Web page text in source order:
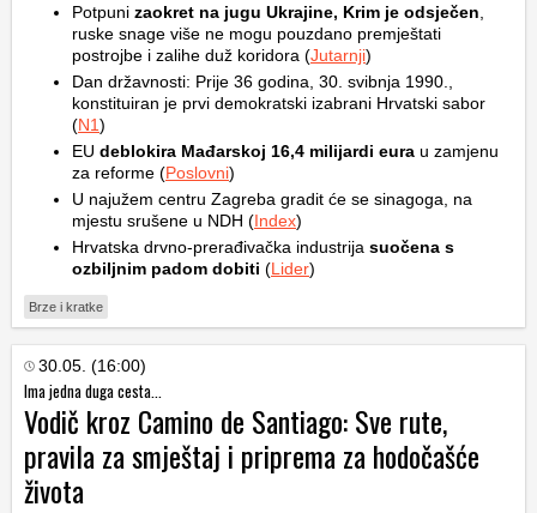
Potpuni zaokret na jugu Ukrajine, Krim je odsječen
ruske snage više ne mogu pouzdano premještati
postrojbe i zalihe duž koridora (Jutarnji)
Dan državnosti: Prije 36 godina, 30. svibnja 1990.,
konstituiran je prvi demokratski izabrani Hrvatski sabor
(N1)
EU deblokira Mađarskoj 16,4 milijardi eura u zamjenu
za reforme (Poslovni)
U najužem centru Zagreba gradit će se sinagoga, na
mjestu srušene u NDH (Index)
Hrvatska drvno-prerađivačka industrija suočena s
ozbiljnim padom dobiti (Lider)
Brze i kratke
30.05. (16:00)
Ima jedna duga cesta...
Vodič kroz Camino de Santiago: Sve rute,
pravila za smještaj i priprema za hodočašće
života